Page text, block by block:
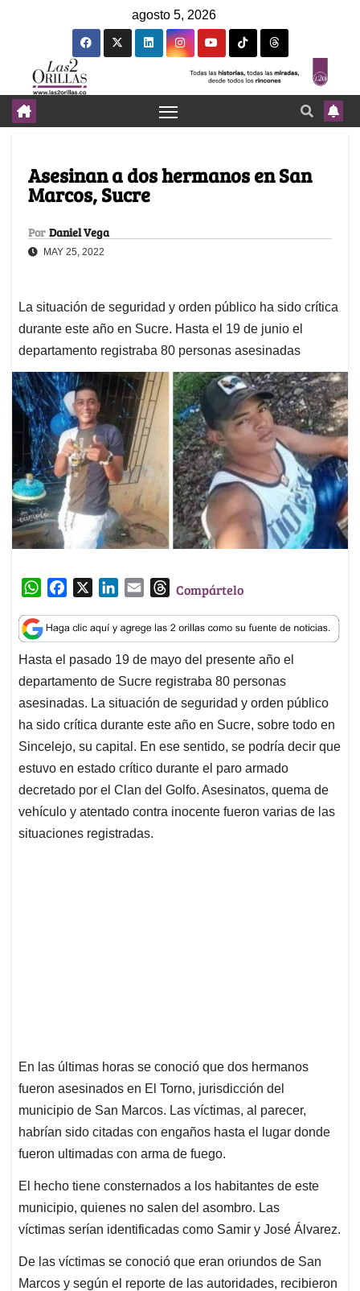
agosto 5, 2026
Asesinan a dos hermanos en San
Marcos, Sucre
Por Daniel Vega
MAY 25, 2022
La situación de seguridad y orden público ha sido crítica
durante este año en Sucre. Hasta el 19 de junio el
departamento registraba 80 personas asesinadas
W
a
t
s
A
p
p
c
e
b
o
o
k
n
k
e
d
I
n
a
i
l
T
r
e
a
d
s
Compártelo
Hasta el pasado 19 de mayo del presente año el
departamento de Sucre registraba 80 personas
asesinadas. La situación de seguridad y orden público
ha sido crítica durante este año en Sucre, sobre todo en
Sincelejo, su capital. En ese sentido, se podría decir que
estuvo en estado crítico durante el paro armado
decretado por el Clan del Golfo. Asesinatos, quema de
vehículo y atentado contra inocente fueron varias de las
situaciones registradas.
En las últimas horas se conoció que dos hermanos
fueron asesinados en El Torno, jurisdicción del
municipio de San Marcos. Las víctimas, al parecer,
habrían sido citadas con engaños hasta el lugar donde
fueron ultimadas con arma de fuego.
El hecho tiene consternados a los habitantes de este
municipio, quienes no salen del asombro. Las
víctimas serían identificadas como Samir y José Álvarez.
De las víctimas se conoció que eran oriundos de San
Marcos y según el reporte de las autoridades, recibieron